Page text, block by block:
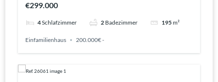
€299.000
4Schlafzimmer 2 Badezimmer 195m²
Einfamilienhaus 200.000€ -